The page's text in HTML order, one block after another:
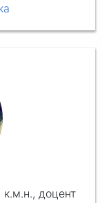
к.м.н.,доцент